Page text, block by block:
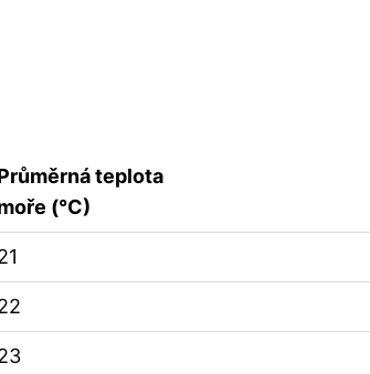
teplota
(°C)